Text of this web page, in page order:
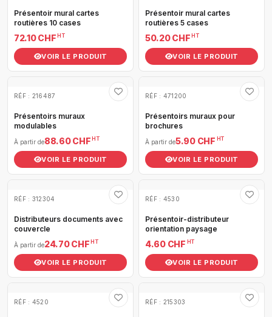
Présentoir mural cartes
routières 10 cases
72.10 CHF HT
VOIR LE PRODUIT
Présentoir mural cartes
routières 5 cases
50.20 CHF HT
VOIR LE PRODUIT
RÉF : 216487
Présentoirs muraux
modulables
À partir de88.60 CHF HT
VOIR LE PRODUIT
RÉF : 471200
Présentoirs muraux pour
brochures
À partir de5.90 CHF HT
VOIR LE PRODUIT
RÉF : 312304
Distributeurs documents avec
couvercle
À partir de24.70 CHF HT
VOIR LE PRODUIT
RÉF : 4530
Présentoir-distributeur
orientation paysage
4.60 CHF HT
VOIR LE PRODUIT
RÉF : 4520 RÉF : 215303